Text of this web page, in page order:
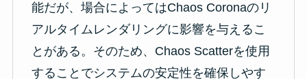
能だが、場合によってはChaos Coronaのリ
アルタイムレンダリングに影響を与えるこ
とがある。そのため、Chaos Scatterを使用
することでシステムの安定性を確保しやす